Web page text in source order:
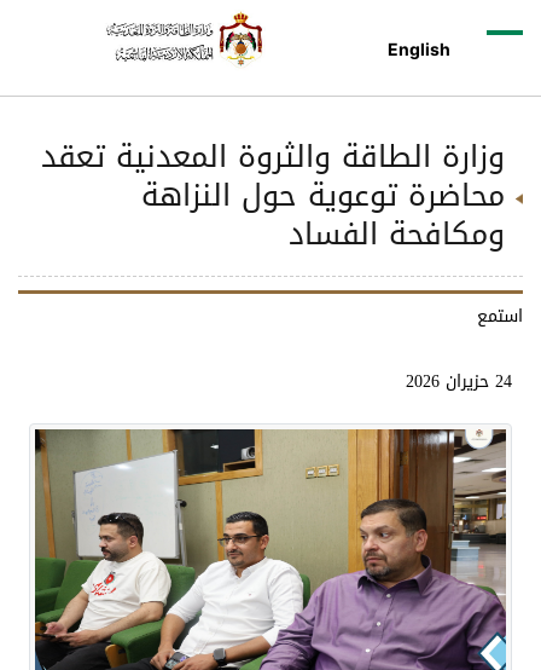
English
وزارة الطاقة والثروة المعدنية تعقد
محاضرة توعوية حول النزاهة
ومكافحة الفساد
استمع
24 حزيران 2026